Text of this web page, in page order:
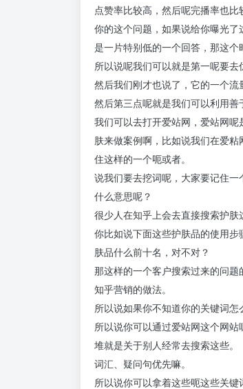
点赞率比较高，然后呢完播率也
你的这个问题，如果说给你曝光
是一片特别低的一个回答，那这个
所以说呢我们可以就是第一呢要去
然后我们刚才也说了，它的一个流
然后第三点呢就是我们可以利用
我们可以去打开爱站网，爱站网
肤来做案例啊，比如说我们在爱
住这样的一个呃或者。
说我们要去挖词呢，大家要记住一
什么意思呢？
很少人在知乎上会去直接搜索护肤
你比如说下面这些护肤品的使用
肤品什么前十名，对不对？
那这样的一个客户搜索过来的问
知乎营销的做法。
所以说如果你不知道你的关键词
所以说你可以通过爱站网这个网
堆就是关于别人经常去搜索这些。
词汇、疑问句优先嘛。
所以说你可以拿着这些呃这些关